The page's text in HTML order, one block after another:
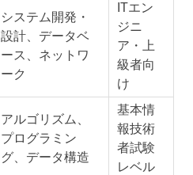
システム開発・
設計、データベ
ース、ネットワ
ーク
ITエン
ジニ
ア・上
級者向
け
アルゴリズム、
プログラミン
グ、データ構造
基本情
報技術
者試験
レベル